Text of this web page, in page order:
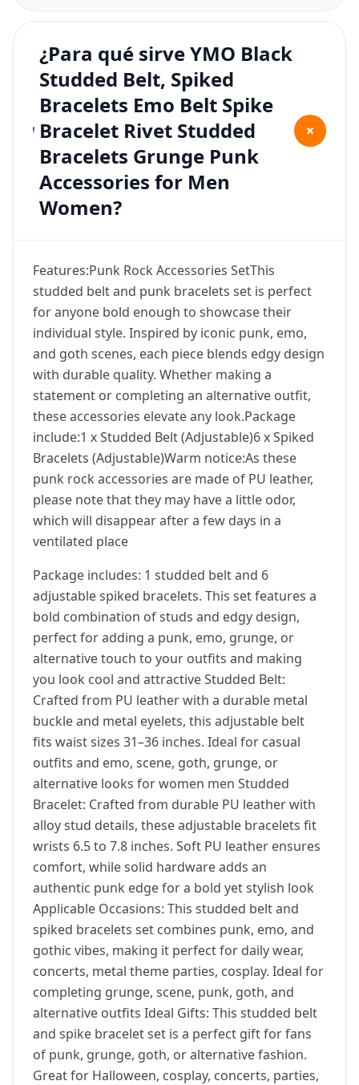
¿Para qué sirve YMO Black
Studded Belt, Spiked
Bracelets Emo Belt Spike
Bracelet Rivet Studded
Bracelets Grunge Punk
Accessories for Men
Women?
+
Features:Punk Rock Accessories SetThis
studded belt and punk bracelets set is perfect
for anyone bold enough to showcase their
individual style. Inspired by iconic punk, emo,
and goth scenes, each piece blends edgy design
with durable quality. Whether making a
statement or completing an alternative outfit,
these accessories elevate any look.Package
include:1 x Studded Belt (Adjustable)6 x Spiked
Bracelets (Adjustable)Warm notice:As these
punk rock accessories are made of PU leather,
please note that they may have a little odor,
which will disappear after a few days in a
ventilated place
Package includes: 1 studded belt and 6
adjustable spiked bracelets. This set features a
bold combination of studs and edgy design,
perfect for adding a punk, emo, grunge, or
alternative touch to your outfits and making
you look cool and attractive Studded Belt:
Crafted from PU leather with a durable metal
buckle and metal eyelets, this adjustable belt
fits waist sizes 31–36 inches. Ideal for casual
outfits and emo, scene, goth, grunge, or
alternative looks for women men Studded
Bracelet: Crafted from durable PU leather with
alloy stud details, these adjustable bracelets fit
wrists 6.5 to 7.8 inches. Soft PU leather ensures
comfort, while solid hardware adds an
authentic punk edge for a bold yet stylish look
Applicable Occasions: This studded belt and
spiked bracelets set combines punk, emo, and
gothic vibes, making it perfect for daily wear,
concerts, metal theme parties, cosplay. Ideal for
completing grunge, scene, punk, goth, and
alternative outfits Ideal Gifts: This studded belt
and spike bracelet set is a perfect gift for fans
of punk, grunge, goth, or alternative fashion.
Great for Halloween, cosplay, concerts, parties,